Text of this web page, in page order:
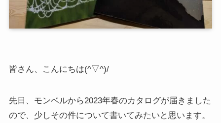
皆さん、こんにちは(^▽^)/
先日、モンベルから2023年春のカタログが届きました
ので、少しその件について書いてみたいと思います。